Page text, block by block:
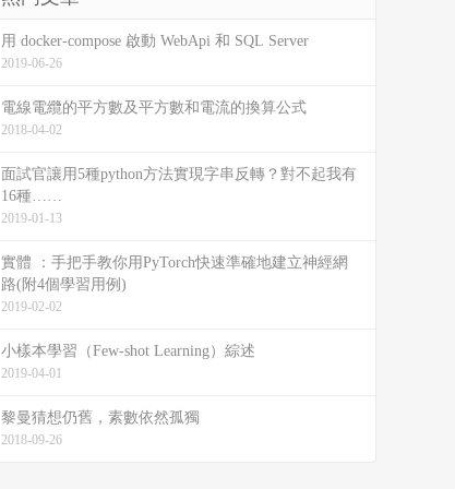
用 docker-compose 啟動 WebApi 和 SQL Server
2019-06-26
電線電纜的平方數及平方數和電流的換算公式
2018-04-02
面試官讓用5種python方法實現字串反轉？對不起我有
16種……
2019-01-13
實體 ：手把手教你用PyTorch快速準確地建立神經網
路(附4個學習用例)
2019-02-02
小樣本學習（Few-shot Learning）綜述
2019-04-01
黎曼猜想仍舊，素數依然孤獨
2018-09-26